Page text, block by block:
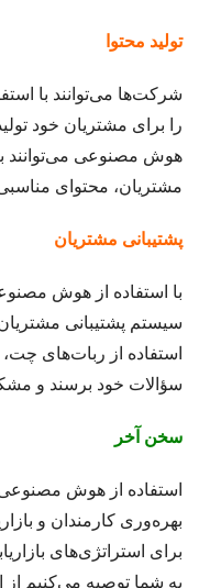
تولید محتوا
را برای مشتریان خود
هوش مصنوعی می‌توانند
مشتریان، محتوای مناسبی
پشتیبانی مشتریان
با استفاده از هوش
سیستم پشتیبانی مشتریان
استفاده از ربات‌های
سؤالات خود برسند و
سخن آخر
استفاده از هوش
بهره‌وری کارمندان و
برای استراتژی‌های
به شما توصیه می‌کنیم از